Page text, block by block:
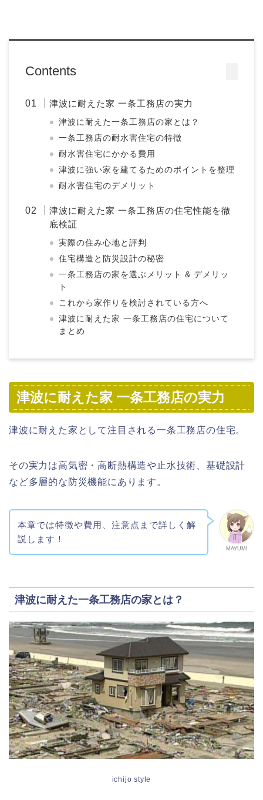
Contents
津波に耐えた家 一条工務店の実力
津波に耐えた一条工務店の家とは？
一条工務店の耐水害住宅の特徴
耐水害住宅にかかる費用
津波に強い家を建てるためのポイントを整理
耐水害住宅のデメリット
津波に耐えた家 一条工務店の住宅性能を徹
底検証
実際の住み心地と評判
住宅構造と防災設計の秘密
一条工務店の家を選ぶメリット & デメリッ
ト
これから家作りを検討されている方へ
津波に耐えた家 一条工務店の住宅について
まとめ
津波に耐えた家 一条工務店の実力
津波に耐えた家として注目される一条工務店の住宅。
その実力は高気密・高断熱構造や止水技術、基礎設計
など多層的な防災機能にあります。
MAYUMI
本章では特徴や費用、注意点まで詳しく解
説します！
津波に耐えた一条工務店の家とは？
ichijo style